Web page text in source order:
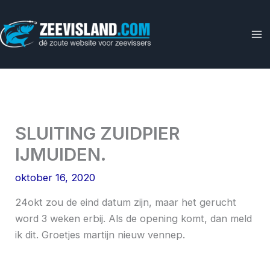
naar
de
SLUITING ZUIDPIER
IJMUIDEN.
oktober 16, 2020
24okt zou de eind datum zijn, maar het gerucht
word 3 weken erbij. Als de opening komt, dan meld
ik dit. Groetjes martijn nieuw vennep.